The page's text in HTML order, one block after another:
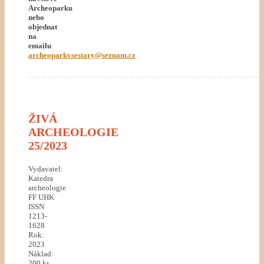
Archeoparku
nebo
objednat
na
emailu
archeoparkvsestary@seznam.cz
ŽIVÁ
ARCHEOLOGIE
25/2023
Vydavatel:
Katedra
archeologie
FF UHK
ISSN
1213-
1628
Rok:
2023
Náklad: